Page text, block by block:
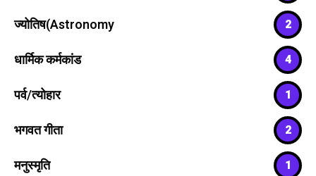
ज्योतिष(Astronomy 2
धार्मिक कर्मकांड 4
पर्व/त्योहार 1
भगवत गीता 2
मनुस्मृति 1